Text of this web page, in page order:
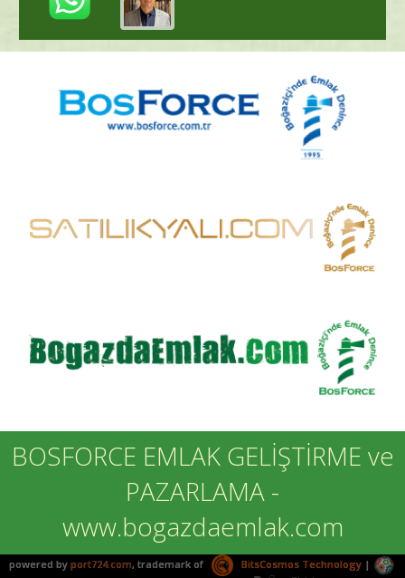
BOSFORCE EMLAK GELİŞTİRME ve
PAZARLAMA -
www.bogazdaemlak.com
powered by port724.com, trademark of BitsCosmos Technology |